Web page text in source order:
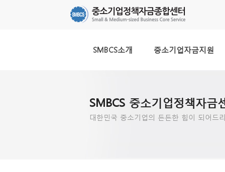
SMBCS소개 중소기업자금지원
SMBCS 중소기업정책자금
대한민국 중소기업의 든든한 힘이 되어드